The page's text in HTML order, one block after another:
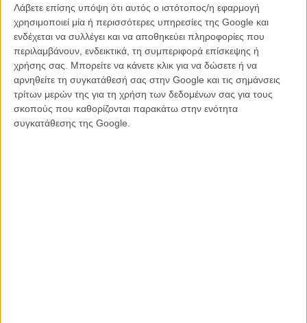
Λάβετε επίσης υπόψη ότι αυτός ο ιστότοπος/η εφαρμογή
χρησιμοποιεί μία ή περισσότερες υπηρεσίες της Google και
ενδέχεται να συλλέγει και να αποθηκεύει πληροφορίες που
περιλαμβάνουν, ενδεικτικά, τη συμπεριφορά επίσκεψης ή
χρήσης σας. Μπορείτε να κάνετε κλικ για να δώσετε ή να
αρνηθείτε τη συγκατάθεσή σας στην Google και τις σημάνσεις
τρίτων μερών της για τη χρήση των δεδομένων σας για τους
σκοπούς που καθορίζονται παρακάτω στην ενότητα
συγκατάθεσης της Google.